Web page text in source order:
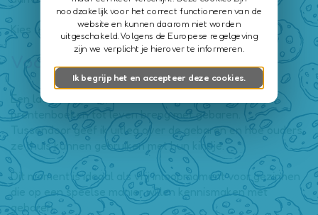
Kies uit twee formules:
Voorlezen met gebaren
Een laagdrempelig, warm voorleesmoment waarbij ik
prentenboeken tot leven breng met gebaren.
Tussendoor geef ik uitleg over de gebaren en hoe ouders
ze thuis kunnen gebruiken met hun kindje.
Dit moment is ideaal als vrij inloopmoment voor gezinnen
die op een speelse manier willen kennismaken met
gebaren.
noodzakelijk voor het correct functioneren van de
website en kunnen daarom niet worden
uitgeschakeld. Volgens de Europese regelgeving
zijn we verplicht je hierover te informeren.
Ik begrijp het en accepteer deze cookies.